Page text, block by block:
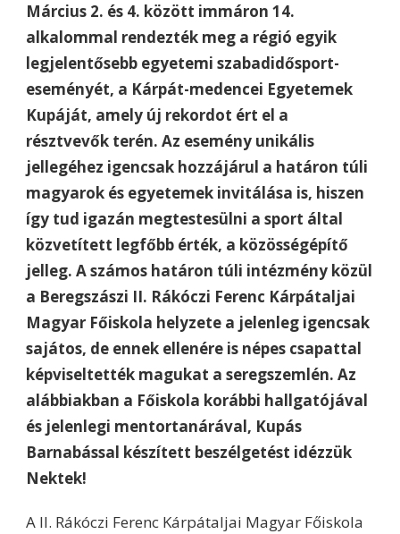
Március 2. és 4. között immáron 14.
alkalommal rendezték meg a régió egyik
legjelentősebb egyetemi szabadidősport-
eseményét, a Kárpát-medencei Egyetemek
Kupáját, amely új rekordot ért el a
résztvevők terén. Az esemény unikális
jellegéhez igencsak hozzájárul a határon túli
magyarok és egyetemek invitálása is, hiszen
így tud igazán megtestesülni a sport által
közvetített legfőbb érték, a közösségépítő
jelleg. A számos határon túli intézmény közül
a Beregszászi II. Rákóczi Ferenc Kárpátaljai
Magyar Főiskola helyzete a jelenleg igencsak
sajátos, de ennek ellenére is népes csapattal
képviseltették magukat a seregszemlén. Az
alábbiakban a Főiskola korábbi hallgatójával
és jelenlegi mentortanárával, Kupás
Barnabással készített beszélgetést idézzük
Nektek!
A II. Rákóczi Ferenc Kárpátaljai Magyar Főiskola